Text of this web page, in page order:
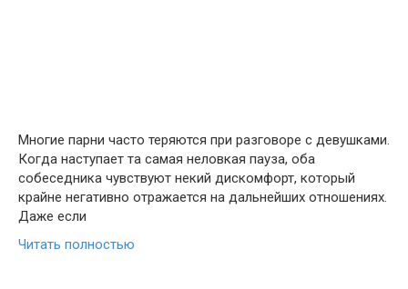
Многие парни часто теряются при разговоре с девушками.
Когда наступает та самая неловкая пауза, оба
собеседника чувствуют некий дискомфорт, который
крайне негативно отражается на дальнейших отношениях.
Даже если
Читать полностью